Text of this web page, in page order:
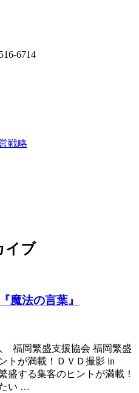
6714
戦略
イブ
魔法の言葉』
福岡繁盛支援協会 福岡繁盛
トが満載！ＤＶＤ撮影 in
する集客のヒントが満載！
い …